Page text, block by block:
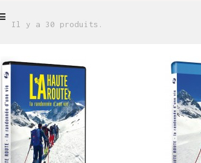
Il y a 30 produits.